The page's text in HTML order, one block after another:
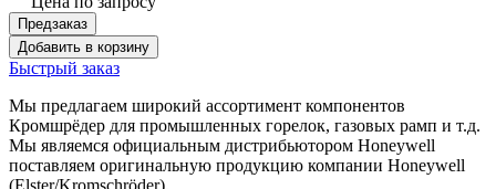
Предзаказ
Добавить в корзину
Быстрый заказ
Мы предлагаем широкий ассортимент компонентов
Кромшрёдер для промышленных горелок, газовых рамп и т.д.
Мы являемся официальным дистрибьютором Honeywell
поставляем оригинальную продукцию компании Honeywell
(Elster/Kromschröder).